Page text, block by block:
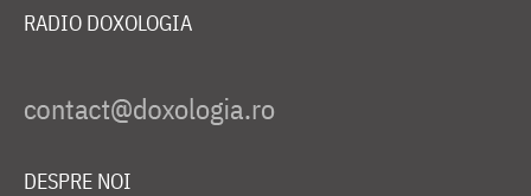
RADIO DOXOLOGIA
DESPRE NOI